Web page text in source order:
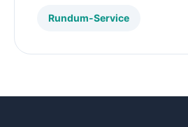
Rundum-Service